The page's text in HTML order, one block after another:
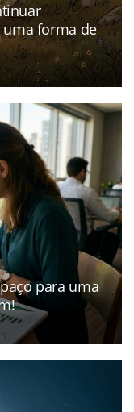
forma de
para uma